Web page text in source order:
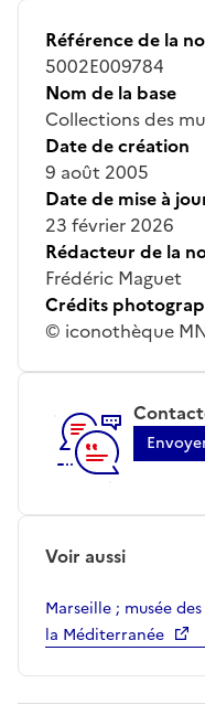
Référence de la
5002E009784
Nom de la base
Collections des
Date de création
9 août 2005
Date de mise à
23 février 2026
Rédacteur de la
Frédéric Maguet
Crédits
© iconothèque
Voir aussi
Marseille ; musée
la Méditerranée